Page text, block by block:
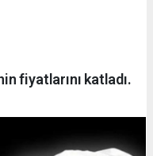
fiyatlarını katladı.